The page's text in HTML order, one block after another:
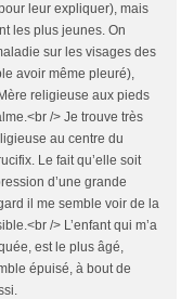
leur expliquer), mais
les plus jeunes. On
sur les visages des
avoir même pleuré),
religieuse aux pieds
/> Je trouve très
au centre du
Le fait qu’elle soit
d’une grande
il me semble voir de la
/> L’enfant qui m’a
est le plus âgé,
épuisé, à bout de